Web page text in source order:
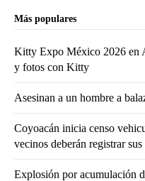
Más populares
Kitty Expo México 2026 en
y fotos con Kitty
Asesinan a un hombre a
Coyoacán inicia censo
vecinos deberán registrar sus
Explosión por acumulación